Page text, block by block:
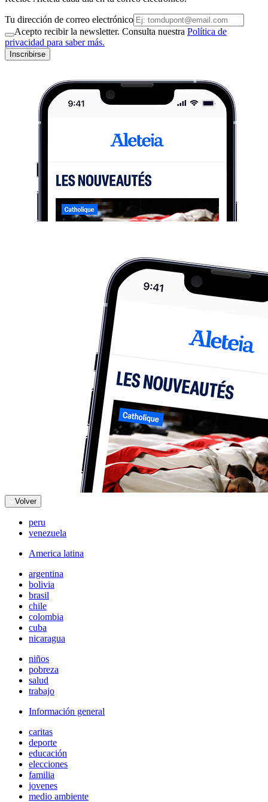
Tu dirección de correo electrónico
Acepto recibir la newsletter. Consulta nuestra Política de
privacidad para saber más.
Inscribirse
Volver
peru
venezuela
America latina
argentina
bolivia
brasil
chile
colombia
cuba
nicaragua
niños
pobreza
salud
trabajo
Información general
caritas
deporte
educación
elecciones
familia
jovenes
medio ambiente